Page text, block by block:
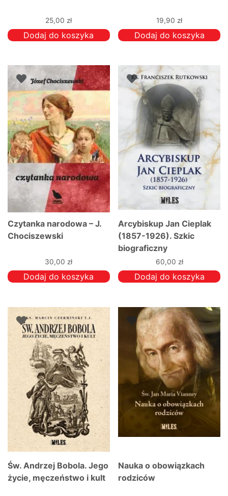
25,00 zł
Dodaj do koszyka
19,90 zł
Dodaj do koszyka
Czytanka narodowa – J.
Chociszewski
30,00zł
Dodaj do koszyka
Arcybiskup Jan Cieplak
(1857-1926). Szkic
biograficzny
60,00 zł
Dodaj do koszyka
Św. Andrzej Bobola. Jego
życie, męczeństwo i kult
Nauka o obowiązkach
rodziców